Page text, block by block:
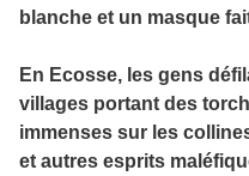
blanche et un masque
En Ecosse, les gens
villages portant des
immenses sur les
et autres esprits